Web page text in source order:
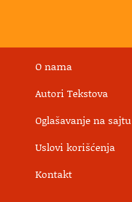
O nama
Autori Tekstova
Oglašavanje na sajtu
Uslovi korišćenja
Kontakt